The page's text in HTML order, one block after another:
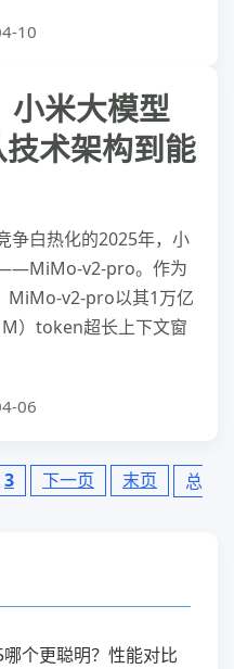
10
米大模型
术架构到能
争白热化的2025年，小
v2-pro。作为
MiMo-v2-pro以其1万亿
）token超长上下文窗
06
3 下一页 末页
总
个更聪明？性能对比